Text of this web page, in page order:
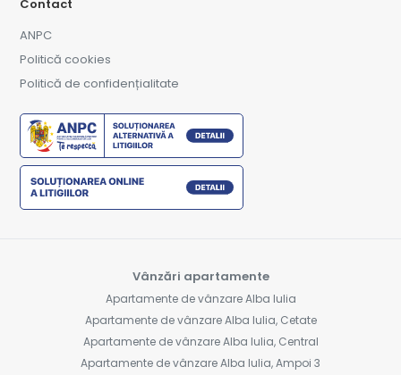
Contact
ANPC
Politică cookies
Politică de confidențialitate
Vânzări apartamente
Apartamente de vânzare Alba Iulia
Apartamente de vânzare Alba Iulia, Cetate
Apartamente de vânzare Alba Iulia, Central
Apartamente de vânzare Alba Iulia, Ampoi 3